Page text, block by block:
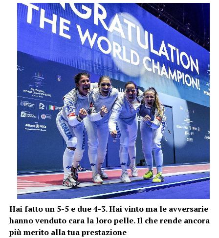
Hai fatto un 5-5 e due 4-3. Hai vinto ma le avversarie
hanno venduto cara la loro pelle. Il che rende ancora
più merito alla tua prestazione